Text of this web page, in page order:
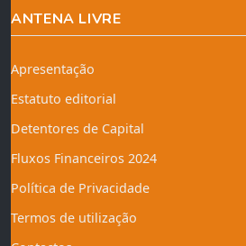
ANTENA LIVRE
Apresentação
Estatuto editorial
Detentores de Capital
Fluxos Financeiros 2024
Política de Privacidade
Termos de utilização